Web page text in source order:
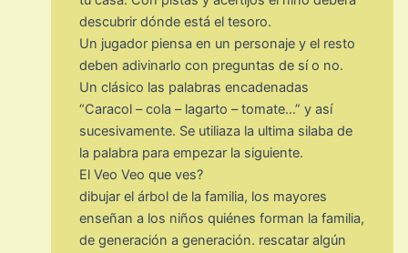
descubrir dónde está el tesoro.
Un jugador piensa en un personaje y el resto
deben adivinarlo con preguntas de sí o no.
Un clásico las palabras encadenadas
“Caracol – cola – lagarto – tomate…” y así
sucesivamente. Se utiliaza la ultima silaba de
la palabra para empezar la siguiente.
El Veo Veo que ves?
dibujar el árbol de la familia, los mayores
enseñan a los niños quiénes forman la familia,
de generación a generación. rescatar algún